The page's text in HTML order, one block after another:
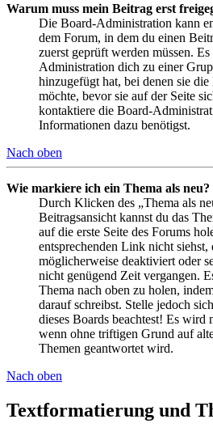
Warum muss mein Beitrag erst
Die Board-Administration kann
dem Forum, in dem du einen
zuerst geprüft werden müssen.
Administration dich zu einer
hinzugefügt hat, bei denen sie die
möchte, bevor sie auf der Seite
kontaktiere die Board-
Informationen dazu benötigst.
Nach oben
Wie markiere ich ein Thema als neu?
Durch Klicken des „Thema als
Beitragsansicht kannst du das
auf die erste Seite des Forums
entsprechenden Link nicht
möglicherweise deaktiviert oder
nicht genügend Zeit vergangen.
Thema nach oben zu holen,
darauf schreibst. Stelle jedoch
dieses Boards beachtest! Es wird
wenn ohne triftigen Grund auf
Themen geantwortet wird.
Nach oben
Textformatierung und